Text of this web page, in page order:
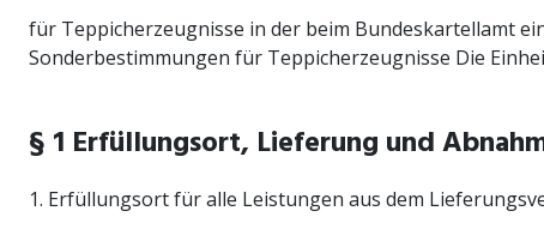
für Teppicherzeugnisse in der beim Bundeskartellamt
Sonderbestimmungen für Teppicherzeugnisse Die
§ 1 Erfüllungsort, Lieferung und
1. Erfüllungsort für alle Leistungen aus dem